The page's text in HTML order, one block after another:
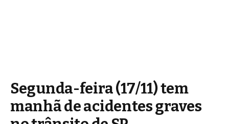
Segunda-feira (17/11) tem
manhã de acidentes graves